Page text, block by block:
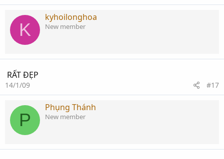
K
kyhoilonghoa
New member
RẤT ĐẸP
14/1/09 #17
P
Phụng Thánh
New member